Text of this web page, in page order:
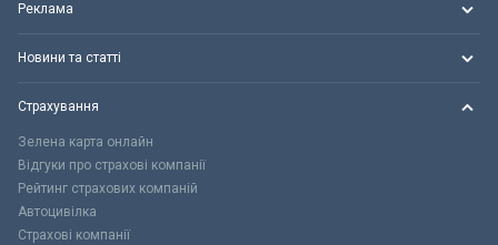
Реклама
Новини та статті
Страхування
Зелена карта онлайн
Відгуки про страхові компанії
Рейтинг страхових компаній
Автоцивілка
Страхові компанії